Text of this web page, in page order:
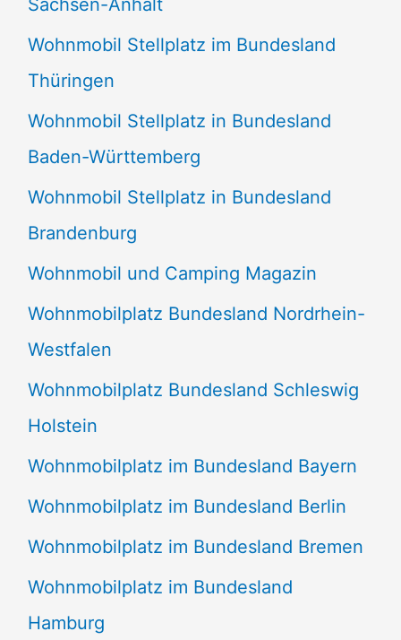
Wohnmobil Stellplatz im Bundesland
Thüringen
Wohnmobil Stellplatz in Bundesland
Baden-Württemberg
Wohnmobil Stellplatz in Bundesland
Brandenburg
Wohnmobil und Camping Magazin
Wohnmobilplatz Bundesland Nordrhein-
Westfalen
Wohnmobilplatz Bundesland Schleswig
Holstein
Wohnmobilplatz im Bundesland Bayern
Wohnmobilplatz im Bundesland Berlin
Wohnmobilplatz im Bundesland Bremen
Wohnmobilplatz im Bundesland
Hamburg